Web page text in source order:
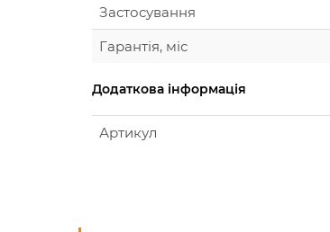
Застосування
Гарантія, міс
Додаткова інформація
Артикул